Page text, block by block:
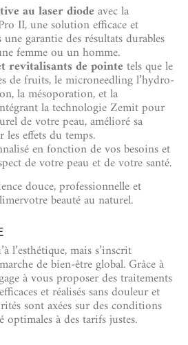
au laser diode avec la
II, une solution efficace et
une garantie des résultats durables
femme ou un homme.
revitalisants de pointe tels que le
de fruits, le microneedling l’hydro-
la mésoporation, et la
la technologie Zemit pour
de votre peau, amélioré sa
effets du temps.
en fonction de vos besoins et
de votre peau et de votre santé.
douce, professionnelle et
beauté au naturel.
l’esthétique, mais s’inscrit
de bien-être global. Grâce à
à vous proposer des traitements
et réalisés sans douleur et
sont axées sur des conditions
à des tarifs justes.